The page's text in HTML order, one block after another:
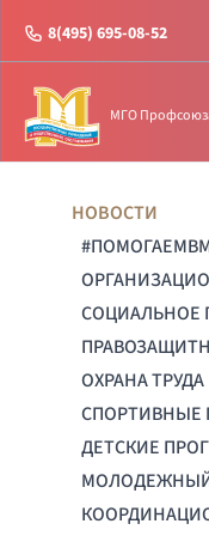
8(495) 695-08-52
МГО
НОВОСТИ
СОЦИАЛЬНОЕ
ОХРАНА ТРУДА
СПОРТИВНЫЕ
ДЕТСКИЕ